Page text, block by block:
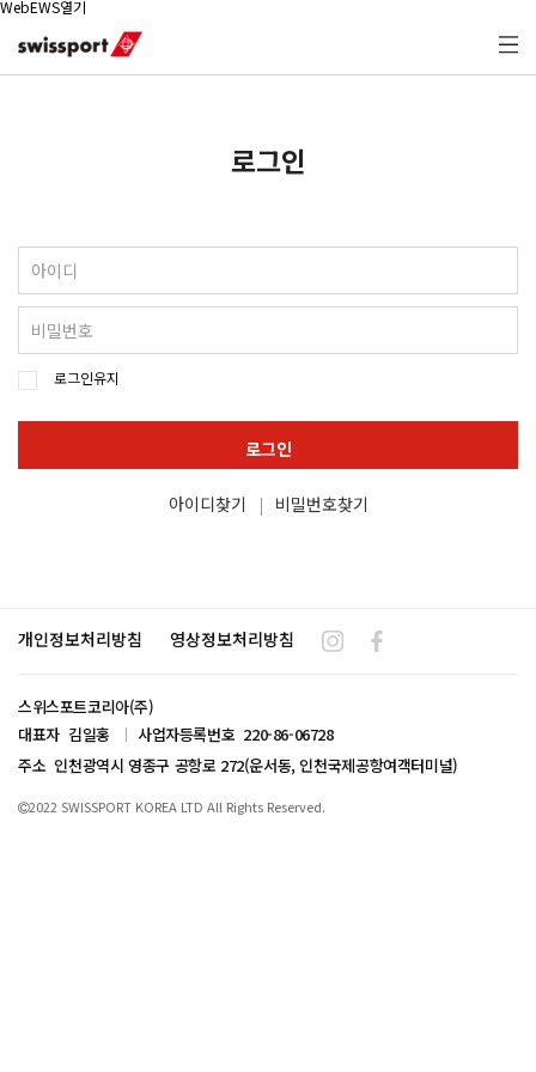
WebEWS열기
로그인
로그인유지
로그인
아이디찾기 비밀번호찾기
개인정보처리방침 영상정보처리방침
스위스포트코리아(주)
대표자 김일홍
사업자등록번호 220-86-06728
주소 인천광역시 영종구 공항로 272(운서동, 인천국제공항여객터미널)
2022 SWISSPORT KOREA LTD All Rights Reserved.